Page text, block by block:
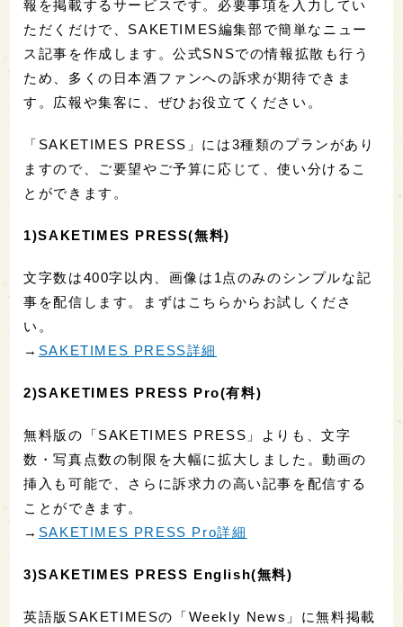
報を掲載するサービスです。必要事項を入力してい
ただくだけで、SAKETIMES編集部で簡単なニュー
ス記事を作成します。公式SNSでの情報拡散も行う
ため、多くの日本酒ファンへの訴求が期待できま
す。広報や集客に、ぜひお役立てください。
「SAKETIMES PRESS」には3種類のプランがあり
ますので、ご要望やご予算に応じて、使い分けるこ
とができます。
1)SAKETIMES PRESS(無料)
文字数は400字以内、画像は1点のみのシンプルな記
事を配信します。まずはこちらからお試しくださ
い。
→ SAKETIMES PRESS詳細
2)SAKETIMES PRESS Pro(有料)
無料版の「SAKETIMES PRESS」よりも、文字
数・写真点数の制限を大幅に拡大しました。動画の
挿入も可能で、さらに訴求力の高い記事を配信する
ことができます。
→ SAKETIMES PRESS Pro詳細
3)SAKETIMES PRESS English(無料)
英語版SAKETIMESの「Weekly News」に無料掲載